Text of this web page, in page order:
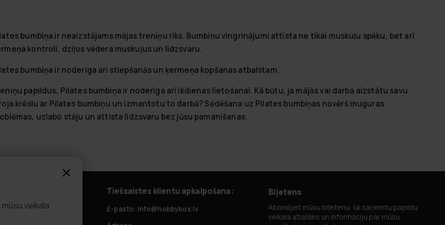
bumbiņa ir neaizstājams mājas treniņu rīks. Bumbiņu vingrinājumi attīsta ne tikai muskuļu spēku, bet arī
kontroli, dziļos vēdera muskuļusun līdzsvaru.
bumbiņa ir noderīga arī stiepšanās un ķermeņa kopšanas atbalstam.
papildus, Pilates bumbiņa ir noderīga arī ikdienas lietošanai. Kā būtu, ja mājās vai darbā aizstātu savu
krēslu ar Pilates bumbiņu un izmantotu to darbā? Sēdēšana uz Pilates bumbiņas novērš muguras
, uzlabo stāju un attīsta līdzsvaru bez jūsu pamanīšanas.
jautājumi
Tiešsaistes klientu apkalpošana:
E-pasts: info@hobbybox.lv
Biļetens
Abonējiet mūsu biļetenu, lai saņemtu papildu
veikala atlaides un informāciju par mūsu
mūsu veikala